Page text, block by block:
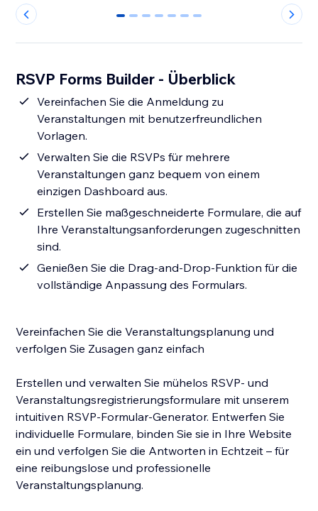
0 1 2 3 4 5 6
RSVP Forms Builder - Überblick
Vereinfachen Sie die Anmeldung zu
Veranstaltungen mit benutzerfreundlichen
Vorlagen.
Verwalten Sie die RSVPs für mehrere
Veranstaltungen ganz bequem von einem
einzigen Dashboard aus.
Erstellen Sie maßgeschneiderte Formulare, die auf
Ihre Veranstaltungsanforderungen zugeschnitten
sind.
Genießen Sie die Drag-and-Drop-Funktion für die
vollständige Anpassung des Formulars.
Vereinfachen Sie die Veranstaltungsplanung und
verfolgen Sie Zusagen ganz einfach
Erstellen und verwalten Sie mühelos RSVP- und
Veranstaltungsregistrierungsformulare mit unserem
intuitiven RSVP-Formular-Generator. Entwerfen Sie
individuelle Formulare, binden Sie sie in Ihre Website
ein und verfolgen Sie die Antworten in Echtzeit – für
eine reibungslose und professionelle
Veranstaltungsplanung.